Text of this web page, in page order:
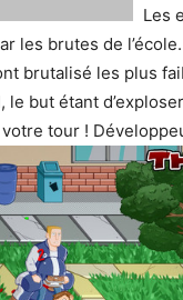
Les
les brutes de
brutalisé les plus
but étant
tour !